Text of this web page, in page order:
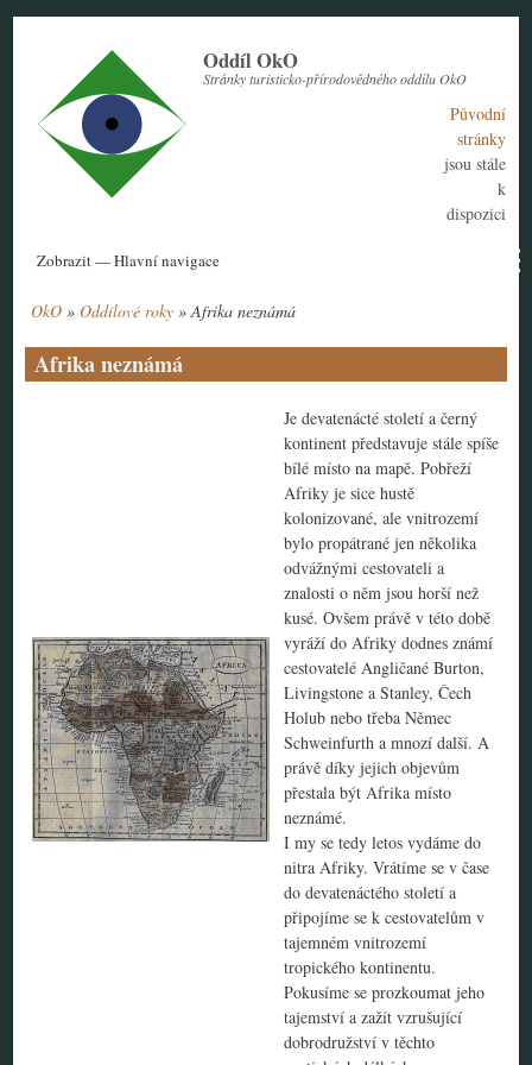
Oddíl OkO
Stránky turisticko-přírodovědného oddílu OkO
Původní
stránky
jsou stále
k
dispozici
Hlavní
Zobrazit — Hlavní navigace
Aktuální rok
Historie
Nábor členů
Kontakt
Tábor
Návody
navigace
OkO Oddílové roky Afrika neznámá
Afrika neznámá
Je devatenácté století a černý
kontinent představuje stále spíše
bílé místo na mapě. Pobřeží
Afriky je sice hustě
kolonizované, ale vnitrozemí
bylo propátrané jen několika
odvážnými cestovateli a
znalosti o něm jsou horší než
kusé. Ovšem právě v této době
vyráží do Afriky dodnes známí
cestovatelé Angličané Burton,
Livingstone a Stanley, Čech
Holub nebo třeba Němec
Schweinfurth a mnozí další. A
právě díky jejich objevům
přestala být Afrika místo
neznámé.
I my se tedy letos vydáme do
nitra Afriky. Vrátíme se v čase
do devatenáctého století a
připojíme se k cestovatelům v
tajemném vnitrozemí
tropického kontinentu.
Pokusíme se prozkoumat jeho
tajemství a zažít vzrušující
dobrodružství v těchto